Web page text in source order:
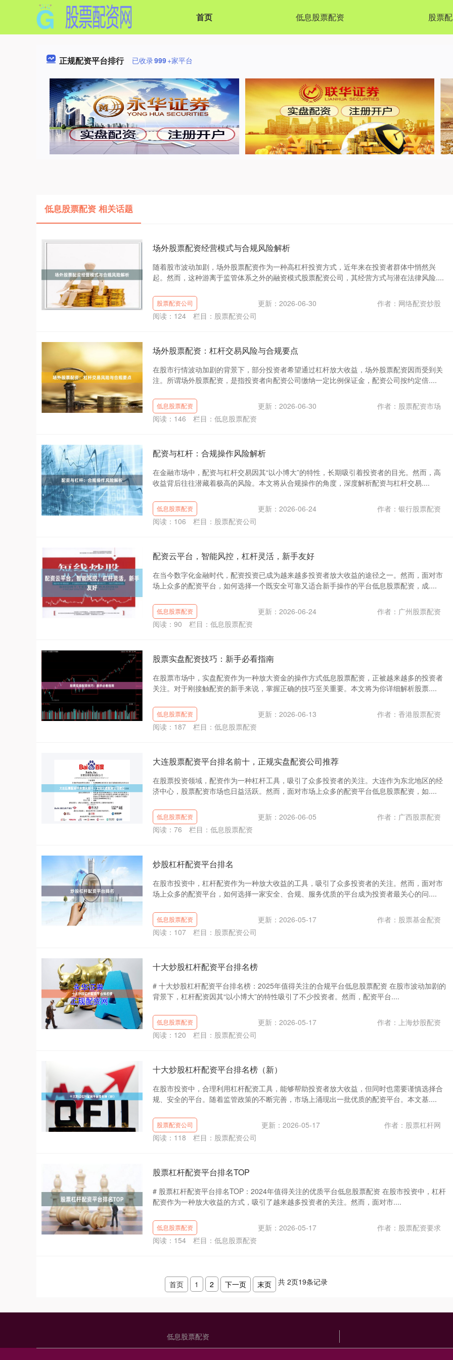
首页 低息股票配资 股票
正规配资平台排行 已收录999+家平台
低息股票配资 相关话题
场外股票配资经营模式与合规风险解析
随着股市波动加剧，场外股票配资作为一种高杠杆投资方式，近年来在投资者群体中悄然兴
起。然而，这种游离于监管体系之外的融资模式股票配资公司，其经营方式与潜在法律风险....
股票配资公司 更新：2026-06-30
作者：网络配资炒股
阅读： 124 栏目： 股票配资公司
场外股票配资：杠杆交易风险与合规要点
在股市行情波动加剧的背景下，部分投资者希望通过杠杆放大收益，场外股票配资因而受到关
注。所谓场外股票配资，是指投资者向配资公司缴纳一定比例保证金，配资公司按约定倍....
低息股票配资 更新：2026-06-30
作者：股票配资市场
阅读： 146 栏目： 低息股票配资
配资与杠杆：合规操作风险解析
在金融市场中，配资与杠杆交易因其“以小博大”的特性，长期吸引着投资者的目光。然而，高
收益背后往往潜藏着极高的风险。本文将从合规操作的角度，深度解析配资与杠杆交易....
低息股票配资 更新：2026-06-24
作者：银行股票配资
阅读： 106 栏目： 股票配资公司
配资云平台，智能风控，杠杆灵活，新手友好
在当今数字化金融时代，配资投资已成为越来越多投资者放大收益的途径之一。然而，面对市
场上众多的配资平台，如何选择一个既安全可靠又适合新手操作的平台低息股票配资，成....
低息股票配资 更新：2026-06-24
作者：广州股票配资
阅读： 90 栏目： 低息股票配资
股票实盘配资技巧：新手必看指南
在股票市场中，实盘配资作为一种放大资金的操作方式低息股票配资，正被越来越多的投资者
关注。对于刚接触配资的新手来说，掌握正确的技巧至关重要。本文将为你详细解析股票....
低息股票配资 更新：2026-06-13
作者：香港股票配资
阅读： 187 栏目： 低息股票配资
大连股票配资平台排名前十，正规实盘配资公司推荐
在股票投资领域，配资作为一种杠杆工具，吸引了众多投资者的关注。大连作为东北地区的经
济中心，股票配资市场也日益活跃。然而，面对市场上众多的配资平台低息股票配资，如....
低息股票配资 更新：2026-06-05
作者：广西股票配资
阅读： 76 栏目： 低息股票配资
炒股杠杆配资平台排名
在股市投资中，杠杆配资作为一种放大收益的工具，吸引了众多投资者的关注。然而，面对市
场上众多的配资平台，如何选择一家安全、合规、服务优质的平台成为投资者最关心的问....
低息股票配资 更新：2026-05-17
作者：股票基金配资
阅读： 107 栏目： 股票配资公司
十大炒股杠杆配资平台排名榜
# 十大炒股杠杆配资平台排名榜：2025年值得关注的合规平台低息股票配资 在股市波动加剧的
背景下，杠杆配资因其“以小博大”的特性吸引了不少投资者。然而，配资平台....
低息股票配资 更新：2026-05-17
作者：上海炒股配资
阅读： 120 栏目： 股票配资公司
十大炒股杠杆配资平台排名榜（新）
在股市投资中，合理利用杠杆配资工具，能够帮助投资者放大收益，但同时也需要谨慎选择合
规、安全的平台。随着监管政策的不断完善，市场上涌现出一批优质的配资平台。本文基....
股票配资公司 更新：2026-05-17
作者：股票杠杆网
阅读： 118 栏目： 股票配资公司
股票杠杆配资平台排名TOP
# 股票杠杆配资平台排名TOP：2024年值得关注的优质平台低息股票配资 在股市投资中，杠杆
配资作为一种放大收益的方式，吸引了越来越多投资者的关注。然而，面对市....
低息股票配资 更新：2026-05-17
作者：股票配资要求
阅读： 154 栏目： 低息股票配资
首页 1 2 下一页 末页 共 2页19条记录
低息股票配资